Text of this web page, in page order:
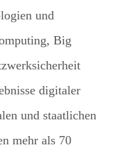
und
Big
digitaler
und staatlichen
mehr als 70